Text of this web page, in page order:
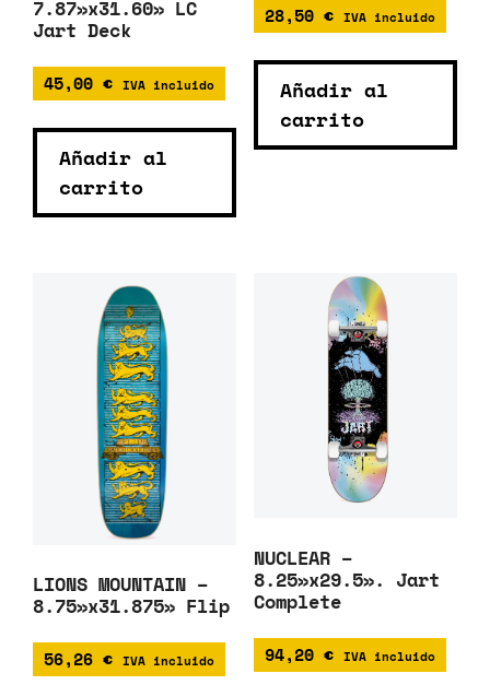
7.87»x31.60» LC
Jart Deck
45,00 € IVA incluido
Añadir al
carrito
28,50 € IVA incluido
Añadir al
carrito
LIONS MOUNTAIN –
8.75»x31.875» Flip
56,26 € IVA incluido
NUCLEAR –
8.25»x29.5». Jart
Complete
94,20 € IVA incluido